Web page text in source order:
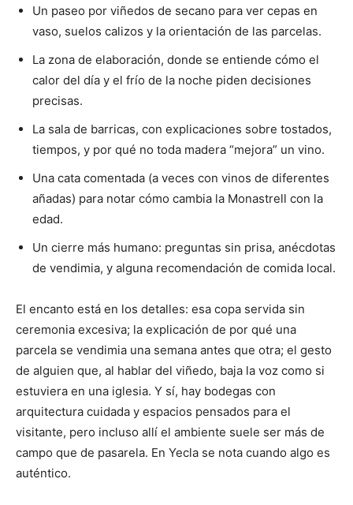
Un paseo por viñedos de secano para ver cepas en
vaso, suelos calizos y la orientación de las parcelas.
La zona de elaboración, donde se entiende cómo el
calor del día y el frío de la noche piden decisiones
precisas.
La sala de barricas, con explicaciones sobre tostados,
tiempos, y por qué no toda madera “mejora” un vino.
Una cata comentada (a veces con vinos de diferentes
añadas) para notar cómo cambia la Monastrell con la
edad.
Un cierre más humano: preguntas sin prisa, anécdotas
de vendimia, y alguna recomendación de comida local.
El encanto está en los detalles: esa copa servida sin
ceremonia excesiva; la explicación de por qué una
parcela se vendimia una semana antes que otra; el gesto
de alguien que, al hablar del viñedo, baja la voz como si
estuviera en una iglesia. Y sí, hay bodegas con
arquitectura cuidada y espacios pensados para el
visitante, pero incluso allí el ambiente suele ser más de
campo que de pasarela. En Yecla se nota cuando algo es
auténtico.